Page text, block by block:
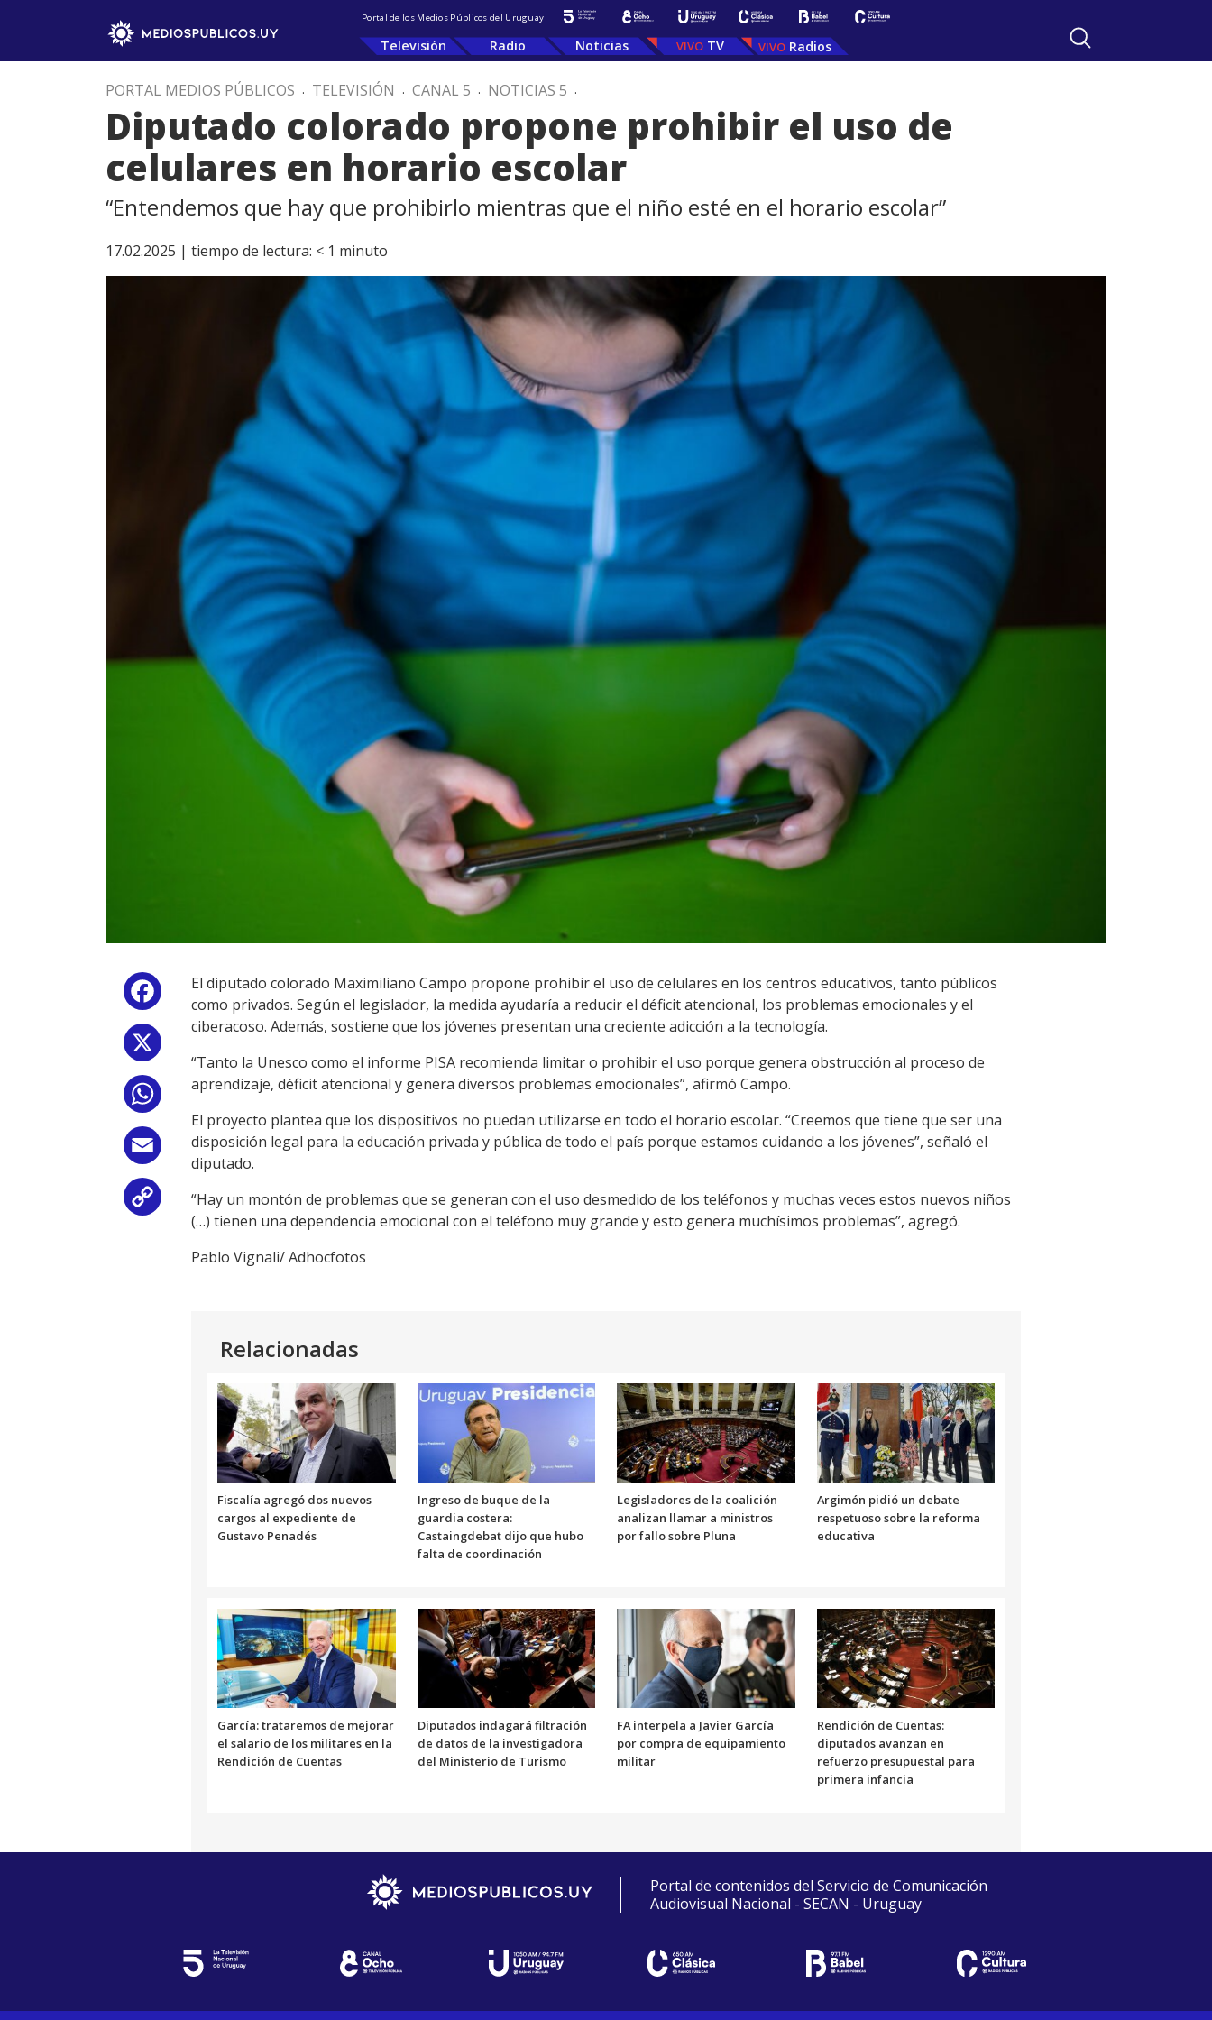
Portal de los Medios Públicos del Uruguay
Televisión Radio Noticias TV Radios
PORTAL MEDIOS PÚBLICOS . TELEVISIÓN . CANAL 5 . NOTICIAS 5 .
Diputado colorado propone prohibir el uso de
celulares en horario escolar
“Entendemos que hay que prohibirlo mientras que el niño esté en el horario escolar”
17.02.2025 | tiempo de lectura: < 1 minuto
Facebook
WhatsApp
Email
Copy
El diputado colorado Maximiliano Campo propone prohibir el uso de celulares en los centros educativos, tanto públicos
como privados. Según el legislador, la medida ayudaría a reducir el déficit atencional, los problemas emocionales y el
ciberacoso. Además, sostiene que los jóvenes presentan una creciente adicción a la tecnología.
“Tanto la Unesco como el informe PISA recomienda limitar o prohibir el uso porque genera obstrucción al proceso de
aprendizaje, déficit atencional y genera diversos problemas emocionales”, afirmó Campo.
El proyecto plantea que los dispositivos no puedan utilizarse en todo el horario escolar. “Creemos que tiene que ser una
disposición legal para la educación privada y pública de todo el país porque estamos cuidando a los jóvenes”, señaló el
diputado.
“Hay un montón de problemas que se generan con el uso desmedido de los teléfonos y muchas veces estos nuevos niños
(…) tienen una dependencia emocional con el teléfono muy grande y esto genera muchísimos problemas”, agregó.
Pablo Vignali/ Adhocfotos
Relacionadas
Fiscalía agregó dos nuevos
cargos al expediente de
Gustavo Penadés
Ingreso de buque de la
guardia costera:
Castaingdebat dijo que hubo
falta de coordinación
Legisladores de la coalición
analizan llamar a ministros
por fallo sobre Pluna
Argimón pidió un debate
respetuoso sobre la reforma
educativa
García: trataremos de mejorar
el salario de los militares en la
Rendición de Cuentas
Diputados indagará filtración
de datos de la investigadora
del Ministerio de Turismo
FA interpela a Javier García
por compra de equipamiento
militar
Rendición de Cuentas:
diputados avanzan en
refuerzo presupuestal para
primera infancia
Portal de contenidos del Servicio de Comunicación
Audiovisual Nacional - SECAN - Uruguay